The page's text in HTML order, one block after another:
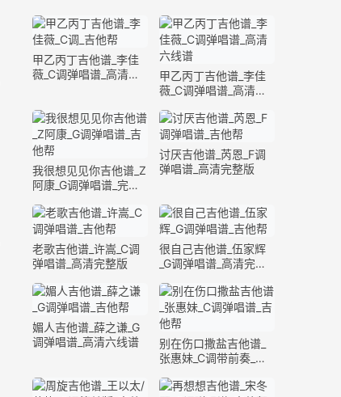
甲乙丙丁吉他谱_李佳
薇_C调弹唱谱_高清六
甲乙丙丁吉他谱_李佳
薇_C调弹唱谱_高清六
我很想见见你吉他谱_Z
阿康_G调弹唱谱_完整
讨厌吉他谱_芮恩_F调
弹唱谱_高清完整版
老歌吉他谱_许嵩_C调
弹唱谱_高清完整版
很自己吉他谱_伍家辉
_G调弹唱谱_高清完整
媚人吉他谱_薛之谦_G
调弹唱谱_高清六线谱
别在伤口撒盐吉他谱_
张惠妹_C调带前奏_完